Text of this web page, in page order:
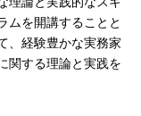
ムを開講することと
、経験豊かな実務家
関する理論と実践を